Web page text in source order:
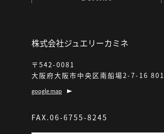
株式会社ジュエリーカミネ
〒542-0081
大阪府大阪市中央区南船場2-7-16 801
google map
FAX.06-6755-8245